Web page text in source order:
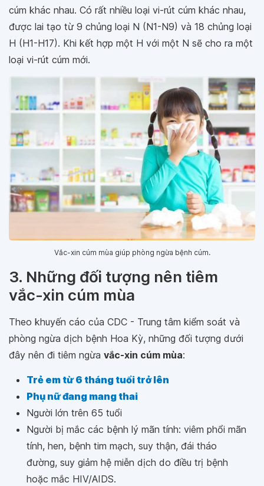
cúm khác nhau. Có rất nhiều loại vi-rút cúm khác nhau,
được lai tạo từ 9 chủng loại N (N1-N9) và 18 chủng loại
H (H1-H17). Khi kết hợp một H với một N sẽ cho ra một
loại vi-rút cúm mới.
Vắc-xin cúm mùa giúp phòng ngừa bệnh cúm.
3. Những đối tượng nên tiêm
vắc-xin cúm mùa
Theo khuyến cáo của CDC - Trung tâm kiểm soát và
phòng ngừa dịch bệnh Hoa Kỳ, những đối tượng dưới
đây nên đi tiêm ngừa vắc-xin cúm mùa:
Trẻ em từ 6 tháng tuổi trở lên
Phụ nữ đang mang thai
Người lớn trên 65 tuổi
Người bị mắc các bệnh lý mãn tính: viêm phổi mãn
tính, hen, bệnh tim mạch, suy thận, đái tháo
đường, suy giảm hệ miễn dịch do điều trị bệnh
hoặc mắc HIV/AIDS.